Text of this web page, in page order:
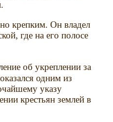
крепким. Он владел
где на его полосе
об укреплении за
одним из
указу
крестьян землей в